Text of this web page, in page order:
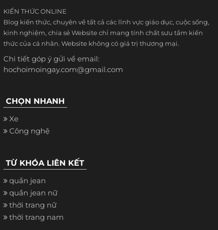
KIẾN THỨC ONLINE
Blog kiến thức, chuyên về tất cả các lĩnh vực giáo dục, cuộc sống,
kinh nghiệm, chia sẻ Website chỉ mang tính chất sưu tầm kiến
thức của cá nhân. Website không có giá trị thương mại.
Chi tiết góp ý gửi về email:
hochoimoingay.com@gmail.com
CHỌN NHANH
Xe
Công nghệ
TỪ KHÓA LIÊN KẾT
quần jean
quần jean nữ
thời trang nữ
thời trang nam